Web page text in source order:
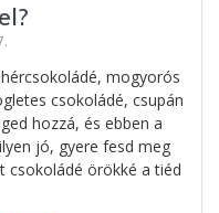
mogyorós
csokoládé, csupán
hozzá, és ebben a
jó, gyere fesd meg
csokoládé örökké a tiéd